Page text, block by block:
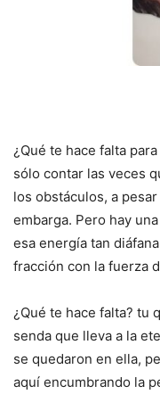
¿Qué te hace falta
sólo contar las veces
los obstáculos, a
embarga. Pero hay
esa energía tan
fracción con la fuerza
¿Qué te hace falta? tu
senda que lleva a la
se quedaron en ella,
aquí encumbrando la